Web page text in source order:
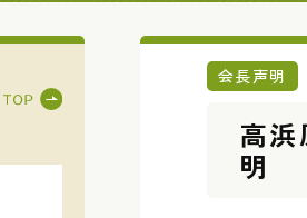
会長声明
高
明